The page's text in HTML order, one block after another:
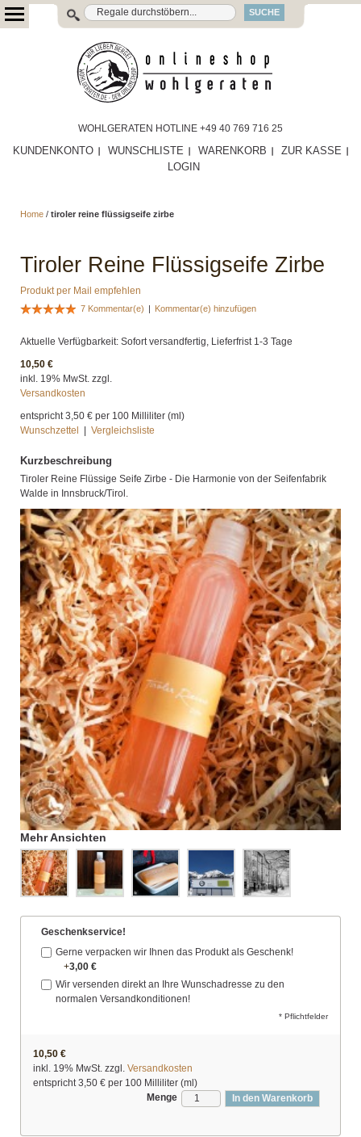
SUCHE
WOHLGERATEN HOTLINE +49 40 769 716 25
KUNDENKONTO WUNSCHLISTE WARENKORB
ZUR KASSE
LOGIN
Home / tiroler reine flüssigseife zirbe
Tiroler Reine Flüssigseife Zirbe
Produkt per Mail empfehlen
7 Kommentar(e) | Kommentar(e) hinzufügen
Aktuelle Verfügbarkeit: Sofort versandfertig, Lieferfrist 1-3 Tage
10,50 €
inkl. 19% MwSt. zzgl.
Versandkosten
entspricht3,50 € per 100 Milliliter (ml)
Wunschzettel
Vergleichsliste
Kurzbeschreibung
Tiroler Reine Flüssige Seife Zirbe - Die Harmonie von der Seifenfabrik
Walde in Innsbruck/Tirol.
Mehr Ansichten
Geschenkservice!
Gerne verpacken wir Ihnen das Produkt als Geschenk!
+3,00 €
Wir versenden direkt an Ihre Wunschadresse zu den
normalen Versandkonditionen!
* Pflichtfelder
10,50 €
inkl. 19% MwSt. zzgl. Versandkosten
entspricht3,50 € per 100 Milliliter (ml)
Menge
In den Warenkorb